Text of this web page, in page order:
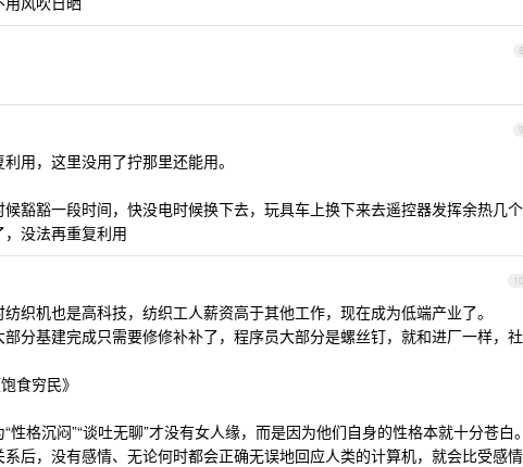
8
9
用，这里没用了拧那里还能用。
豁豁一段时间，快没电时候换下去，玩具车上换下来去遥控器发挥余热几个
没法再重复利用
10
织机也是高科技，纺织工人薪资高于其他工作，现在成为低端产业了。
分基建完成只需要修修补补了，程序员大部分是螺丝钉，就和进厂一样，社
食穷民》
性格沉闷”​“谈吐无聊”才没有女人缘，而是因为他们自身的性格本就十分苍白
后，没有感情、无论何时都会正确无误地回应人类的计算机，就会比受感情